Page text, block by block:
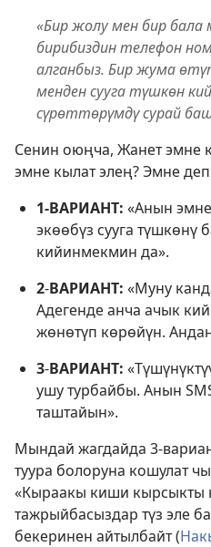
«Бир жолу мен бир
бирибиздин телефон
алганбыз. Бир жума
менден сууга түшкөн
сүрөттөрүмдү сурай
Сенин оюңча, Жанет эмне
эмне кылат элең? Эмне
1-ВАРИАНТ: «Анын
экөөбүз сууга түшкөнү
кийинмекмин да».
2-ВАРИАНТ: «Муну
Адегенде анча ачык
жөнөтүп көрөйүн.
3-ВАРИАНТ:
ушу турбайбы. Анын
таштайын».
Мындай жагдайда 3-
туура болоруна кошулат
«Кыраакы киши кырсыкты
тажрыйбасыздар түз эле
бекеринен айтылбайт (